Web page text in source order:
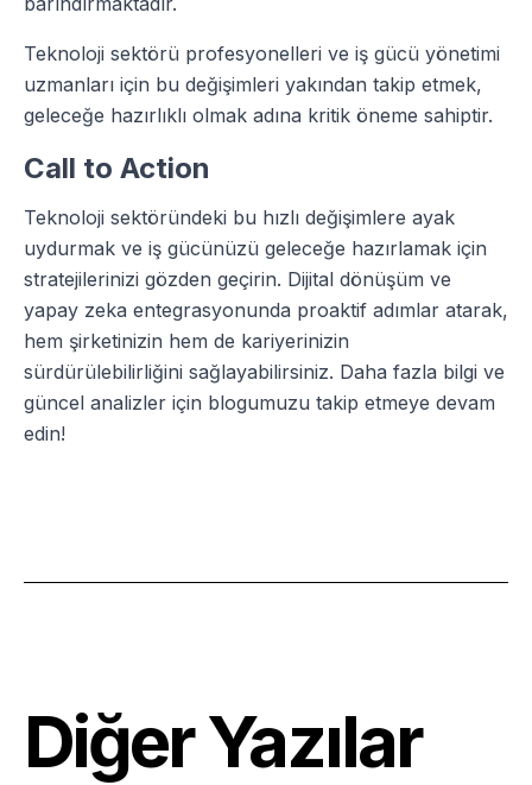
Teknoloji sektörü profesyonelleri ve iş gücü yönetimi
uzmanları için bu değişimleri yakından takip etmek,
geleceğe hazırlıklı olmak adına kritik öneme sahiptir.
Call to Action
Teknoloji sektöründeki bu hızlı değişimlere ayak
uydurmak ve iş gücünüzü geleceğe hazırlamak için
stratejilerinizi gözden geçirin. Dijital dönüşüm ve
yapay zeka entegrasyonunda proaktif adımlar atarak,
hem şirketinizin hem de kariyerinizin
sürdürülebilirliğini sağlayabilirsiniz. Daha fazla bilgi ve
güncel analizler için blogumuzu takip etmeye devam
edin!
Diğer Yazılar